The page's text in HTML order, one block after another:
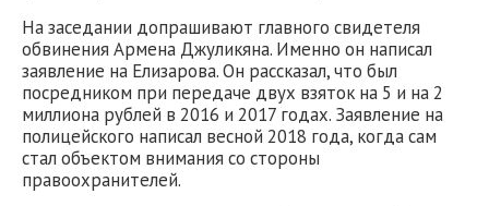
На заседании допрашивают главного свидетеля
обвинения Армена Джуликяна. Именно он написал
заявление на Елизарова. Он рассказал, что был
посредником при передаче двух взяток на 5 и на 2
миллиона рублей в 2016 и 2017 годах. Заявление на
полицейского написал весной 2018 года, когда сам
стал объектом внимания со стороны
правоохранителей.